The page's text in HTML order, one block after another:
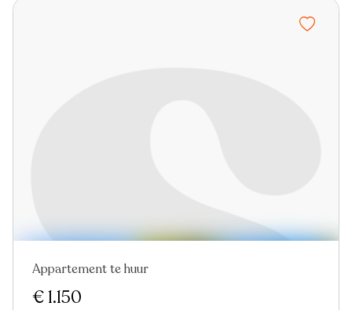
Nieuw
Appartement te huur
€ 1.150